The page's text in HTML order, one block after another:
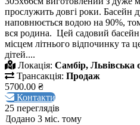
прослужить довгі роки. Басейн
наповнюється водою на 90%,
вся родина. Цей садовий
місцем літнього відпочинку та
дітей....
Локація: Самбір, Львівська
Трансакція: Продаж
5700.00 ₴
Контакти
25 переглядів
Додано 3 міс. тому